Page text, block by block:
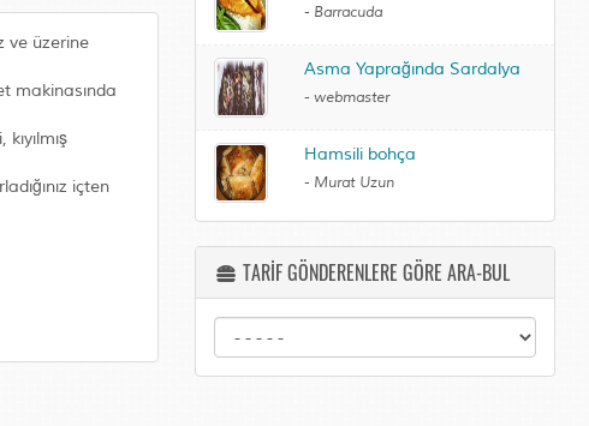
ve üzerine
makinasında
içten
- Barracuda
Asma Yaprağında Sardalya
- webmaster
Hamsili bohça
- Murat Uzun
TARİF GÖNDERENLERE GÖRE ARA-BUL